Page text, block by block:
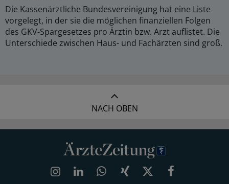
Die Kassenärztliche Bundesvereinigung hat eine Liste
vorgelegt, in der sie die möglichen finanziellen Folgen
des GKV-Spargesetzes pro Ärztin bzw. Arzt auflistet. Die
Unterschiede zwischen Haus- und Fachärzten sind groß.
NACH OBEN